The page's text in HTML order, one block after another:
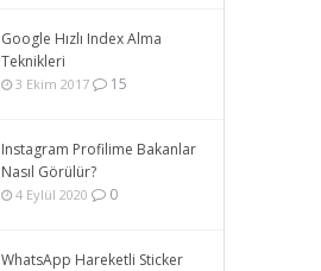
Google Hızlı Index Alma
Teknikleri
3 Ekim 2017 15
Instagram Profilime Bakanlar
Nasıl Görülür?
4 Eylül 2020 0
WhatsApp Hareketli Sticker